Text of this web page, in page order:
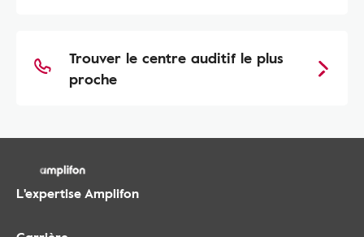
Trouver le centre auditif le plus
proche
L'expertise Amplifon